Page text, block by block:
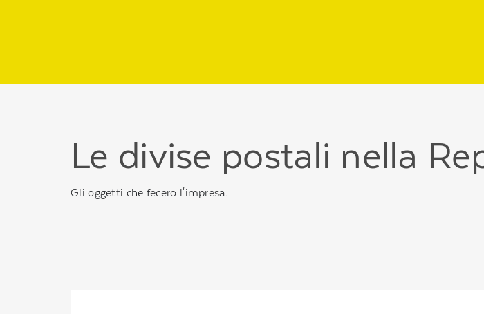
Le divise postali nella
Gli oggetti che fecero l'impresa.